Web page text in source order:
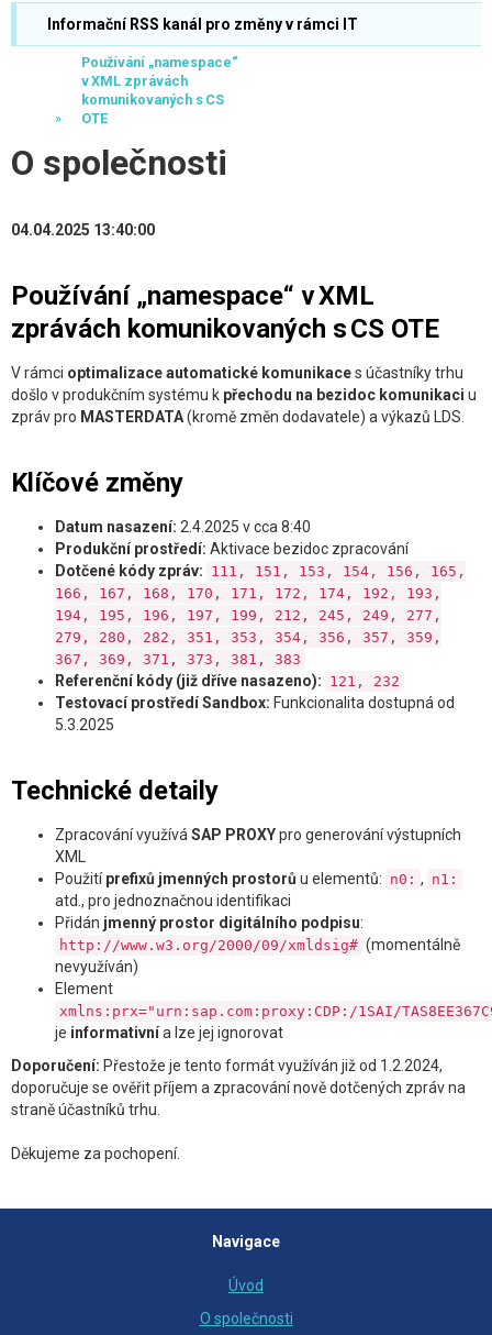
Informační RSS kanál pro změny v rámci IT
Používání „namespace“
v XML zprávách
komunikovaných s CS
OTE
O společnosti
04.04.2025 13:40:00
Používání „namespace“ v XML
zprávách komunikovaných s CS OTE
V rámci optimalizace automatické komunikaces účastníky trhu
došlo v produkčním systému k přechodu na bezidoc komunikaci u
zpráv pro MASTERDATA(kromě změn dodavatele) a výkazů LDS.
Klíčové změny
Datum nasazení: 2.4.2025 v cca 8:40
Produkční prostředí: Aktivace bezidoc zpracování
Dotčené kódy zpráv: 111, 151, 153, 154, 156, 165,
166, 167, 168, 170, 171, 172, 174, 192, 193,
194, 195, 196, 197, 199, 212, 245, 249, 277,
279, 280, 282, 351, 353, 354, 356, 357, 359,
367, 369, 371, 373, 381, 383
Referenční kódy (již dříve nasazeno): 121, 232
Testovací prostředí Sandbox: Funkcionalita dostupná od
5.3.2025
Technické detaily
Zpracování využívá SAP PROXYpro generování výstupních
XML
Použitíprefixů jmenných prostorů u elementů: n0: , n1:
atd., pro jednoznačnou identifikaci
Přidán jmenný prostor digitálního podpisu:
http://www.w3.org/2000/09/xmldsig# (momentálně
nevyužíván)
Element
xmlns:prx="urn:sap.com:proxy:CDP:/1SAI/
je informativnía lze jej ignorovat
Doporučení: Přestože je tento formát využíván již od 1.2.2024,
doporučuje se ověřit příjem a zpracování nově dotčených zpráv na
straně účastníků trhu.
Děkujeme za pochopení.
Navigace
Úvod
O společnosti